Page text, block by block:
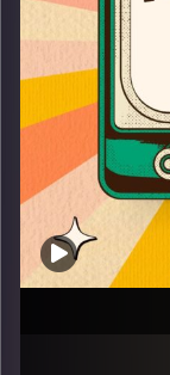
וכוכבת
חי בתאריך 22.09 ב"קול האוניברסיטה"
מהמצעד – אז